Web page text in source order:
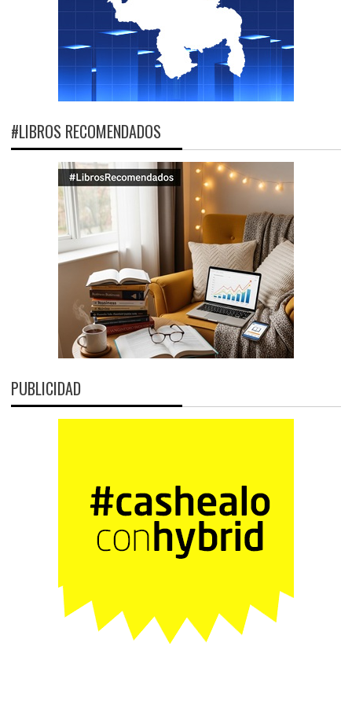
#LIBROS RECOMENDADOS
PUBLICIDAD